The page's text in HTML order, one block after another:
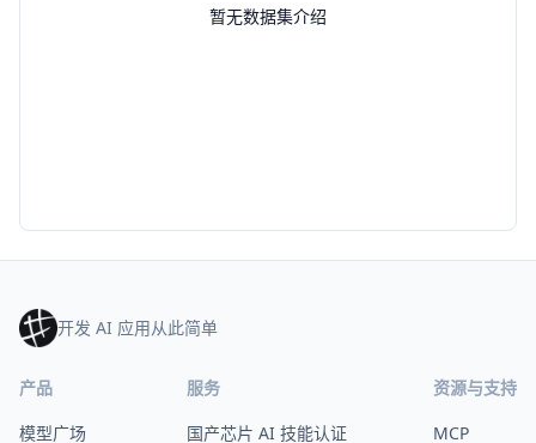
暂无数据集介绍
开发 AI 应用从此简单
产品
模型广场
服务
国产芯片 AI 技能认证
资源与支持
MCP